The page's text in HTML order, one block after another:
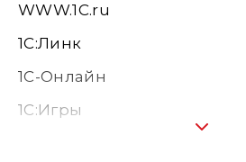
WWW.1С.ru
1С:Линк
1С-Онлайн
1C:Игры